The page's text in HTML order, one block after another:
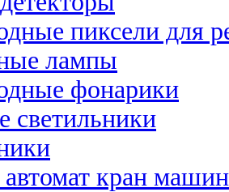
пиксели для
лампы
фонарики
светильники
кран